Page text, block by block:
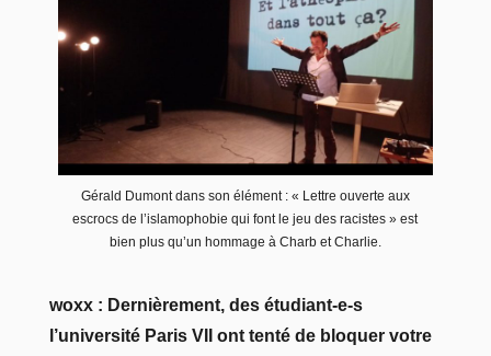
Gérald Dumont dans son élément : « Lettre ouverte aux
escrocs de l’islamophobie qui font le jeu des racistes » est
bien plus qu’un hommage à Charb et Charlie.
woxx : Dernièrement, des étudiant-e-s
l’université Paris VII ont tenté de bloquer votre